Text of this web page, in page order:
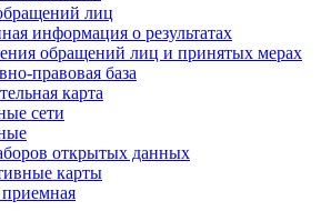
лиц
информация о результатах
обращений лиц и принятых мерах
правовая база
карта
сети
открытых данных
карты